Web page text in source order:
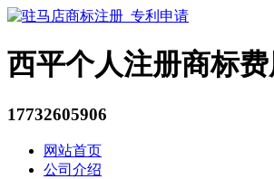
西平个人注册商标
17732605906
网站首页
公司介绍